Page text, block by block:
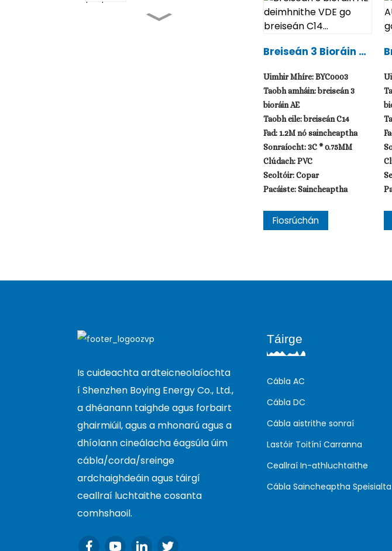
Breiseán 3 Bioráin AE
Reiseán C14...
Uimhir Mhíre: BYC0003
Taobh amháin: breiseán 3
bioráin AE
Taobh eile: breiseán C14
Fad: 1.2M nó saincheaptha
Sonraíocht: 3C * 0.75MM
Clúdach: PVC
Seoltóir: Copar
Pacáiste: Saincheaptha
Fiosrúchán
Is cuideachta ardteicneolaíochta
í Shenzhen Boying Energy Co., Ltd.,
a dhéanann taighde agus forbairt
ghairmiúil, agus a mhonarú agus a
dhíolann cineálacha éagsúla úim
cábla/corda/sreinge
ardchaighdeáin agus táirgí
ceallraí luchtaithe cosanta
comhshaoil.
Táirge
Cábla AC
Cábla DC
Cábla aistrithe sonraí
Lastóir Toitíní Carranna
Ceallraí In-athluchtaithe
Cábla Saincheaptha Speisialta